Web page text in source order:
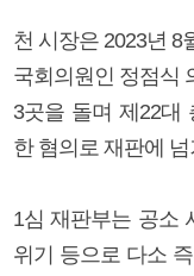
천 시장은 2023년 8
국회의원인 정점식
3곳을 돌며 제22대
한 혐의로 재판에
1심 재판부는 공소
위기 등으로 다소